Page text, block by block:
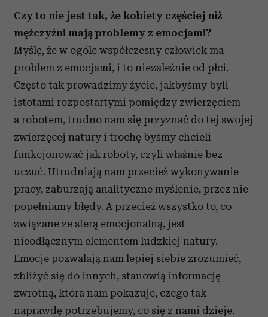
Czy to nie jest tak, że kobiety częściej niż
mężczyźni mają problemy z emocjami?
Myślę, że w ogóle współczesny człowiek ma
problem z emocjami, i to niezależnie od płci.
Często tak prowadzimy życie, jakbyśmy byli
istotami rozpostartymi pomiędzy zwierzęciem
a robotem, trudno nam się przyznać do tej swojej
zwierzęcej natury i trochę byśmy chcieli
funkcjonować jak roboty, czyli właśnie bez
uczuć. Utrudniają nam przecież wykonywanie
pracy, zaburzają analityczne myślenie, przez nie
popełniamy błędy. A przecież wszystko to, co
związane ze sferą emocjonalną, jest
nieodłącznym elementem ludzkiej natury.
Emocje pozwalają nam lepiej siebie zrozumieć,
zbliżyć się do innych, stanowią informację
zwrotną, która nam pokazuje, czego tak
naprawdę potrzebujemy, co się z nami dzieje.